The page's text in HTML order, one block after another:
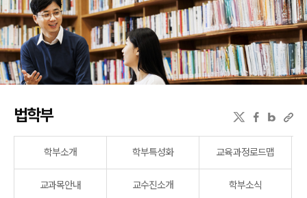
법학부
학부소개 학부특성화 교육과정로드맵
교과목안내 교수진소개 학부소식